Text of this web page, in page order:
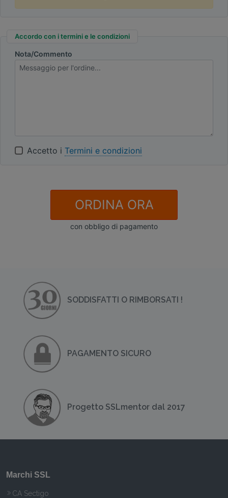
Accordo con i termini e le condizioni
Nota/Commento
Accetto i Termini e condizioni
ORDINA ORA
con obbligo di pagamento
SODDISFATTI O RIMBORSATI !
PAGAMENTO SICURO
Progetto SSLmentor dal 2017
Marchi SSL
CA Sectigo